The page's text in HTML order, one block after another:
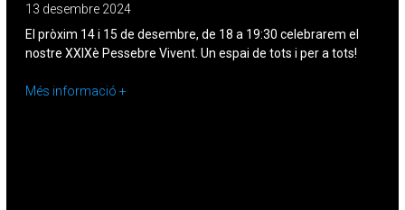
13 desembre 2024
El pròxim 14 i 15 de desembre, de 18 a 19:30 celebrarem el
nostre XXIXè Pessebre Vivent. Un espai de tots i per a tots!
Més informació +